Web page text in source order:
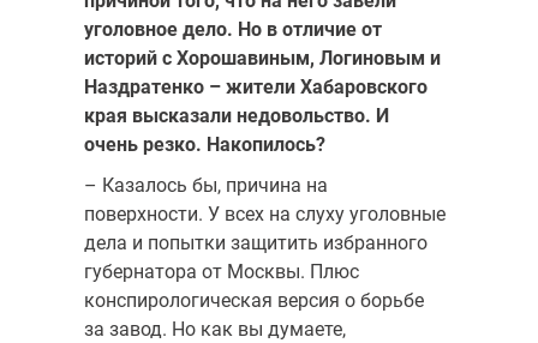
уголовное дело. Но в отличие от
историй с Хорошавиным, Логиновым и
Наздратенко – жители Хабаровского
края высказали недовольство. И
очень резко. Накопилось?
– Казалось бы, причина на
поверхности. У всех на слуху уголовные
дела и попытки защитить избранного
губернатора от Москвы. Плюс
конспирологическая версия о борьбе
за завод. Но как вы думаете,